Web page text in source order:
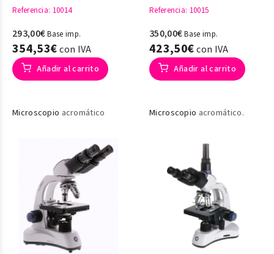
Referencia: 10014
293,00€Base imp.
354,53€con IVA
Añadir al carrito
Microscopio acromático
Referencia: 10015
350,00€Base imp.
423,50€con IVA
Añadir al carrito
Microscopio acromático.